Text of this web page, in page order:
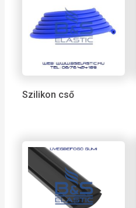
Szilikon cső